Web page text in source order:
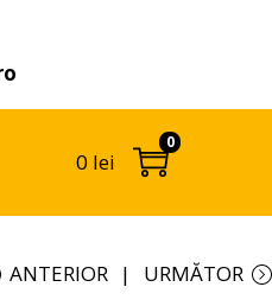
0 lei
0
ANTERIOR URMĂTOR